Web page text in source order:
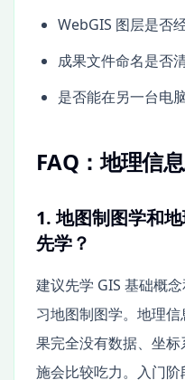
WebGIS 图层是否
成果文件命名是否
是否能在另一台电
FAQ：地理信
1. 地图制图学和
先学？
建议先学 GIS 基础概
习地图制图学。地理
果完全没有数据、坐
施会比较吃力。入门